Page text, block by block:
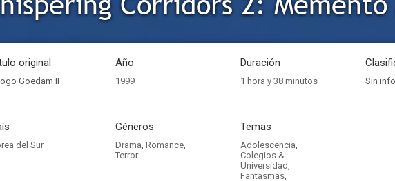
original
Goedam II
Año
1999
Duración
1 hora y 38 minutos Sin
del Sur
Géneros
Drama, Romance,
Terror
Temas
Adolescencia,
Colegios &
Universidad,
Fantasmas,